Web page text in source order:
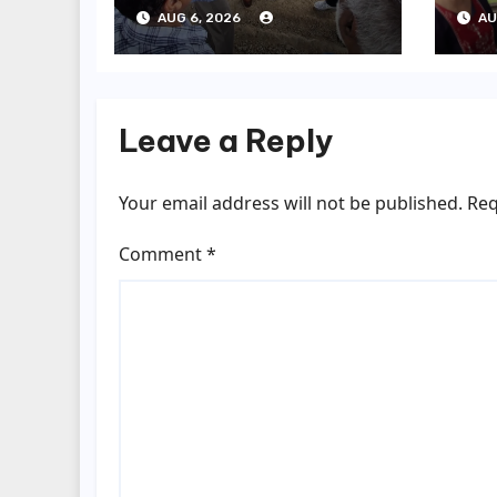
डीएम ने किया निरीक्षण…
AUG 6, 2026
Leave a Reply
Your email address will not be published.
Comment*